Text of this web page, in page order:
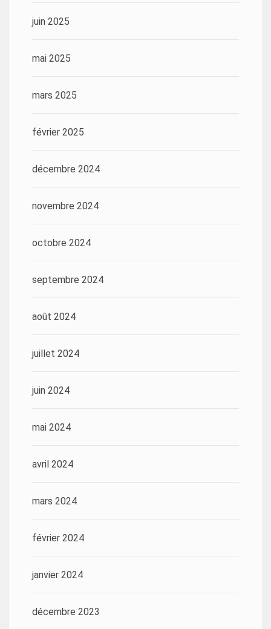
juin 2025
mai 2025
mars 2025
février 2025
décembre 2024
novembre 2024
octobre 2024
septembre 2024
août 2024
juillet 2024
juin 2024
mai 2024
avril 2024
mars 2024
février 2024
janvier 2024
décembre 2023